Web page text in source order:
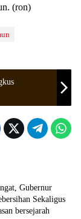
(ron)
Gubernur
Sekaligus
bersejarah